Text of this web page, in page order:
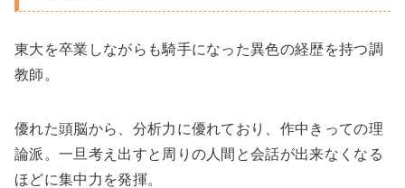
東大を卒業しながらも騎手になった異色の経歴を持つ調
教師。
優れた頭脳から、分析力に優れており、作中きっての理
論派。一旦考え出すと周りの人間と会話が出来なくなる
ほどに集中力を発揮。